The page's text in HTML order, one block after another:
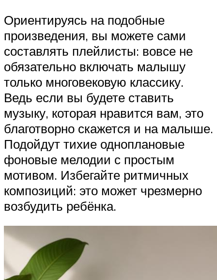
Ориентируясь на подобные
произведения, вы можете сами
составлять плейлисты: вовсе не
обязательно включать малышу
только многовековую классику.
Ведь если вы будете ставить
музыку, которая нравится вам, это
благотворно скажется и на малыше.
Подойдут тихие одноплановые
фоновые мелодии с простым
мотивом. Избегайте ритмичных
композиций: это может чрезмерно
возбудить ребёнка.